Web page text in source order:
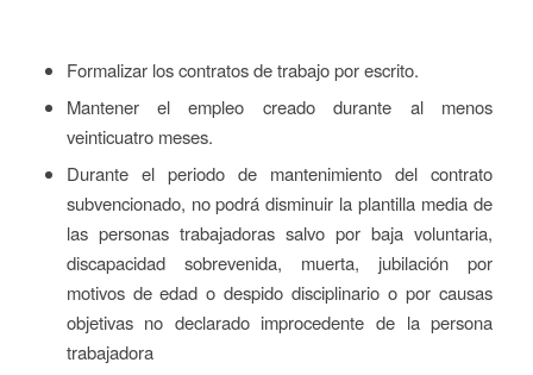
Formalizar los contratos de trabajo por escrito.
Mantener el empleo creado durante al menos
veinticuatro meses.
Durante el periodo de mantenimiento del contrato
subvencionado, no podrá disminuir la plantilla media de
las personas trabajadoras salvo por baja voluntaria,
discapacidad sobrevenida, muerta, jubilación por
motivos de edad o despido disciplinario o por causas
objetivas no declarado improcedente de la persona
trabajadora